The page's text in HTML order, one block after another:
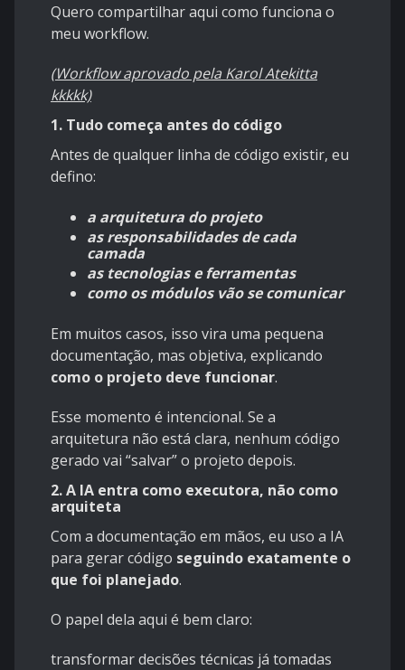
Quero compartilhar aqui como funciona o
meu workflow.
(Workflow aprovado pela Karol Atekitta
kkkkk)
1. Tudo começa antes do código
Antes de qualquer linha de código existir, eu
defino:
a arquitetura do projeto
as responsabilidades de cada
camada
as tecnologias e ferramentas
como os módulos vão se comunicar
Em muitos casos, isso vira uma pequena
documentação, mas objetiva, explicando
como o projeto deve funcionar.
Esse momento é intencional. Se a
arquitetura não está clara, nenhum código
gerado vai “salvar” o projeto depois.
2. A IA entra como executora, não como
arquiteta
Com a documentação em mãos, eu uso a IA
para gerar código seguindo exatamente o
que foi planejado.
O papel dela aqui é bem claro:
transformar decisões técnicas já tomadas